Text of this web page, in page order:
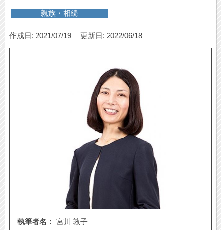
親族・相続
作成日: 2021/07/19 更新日: 2022/06/18
執筆者名： 宮川 敦子